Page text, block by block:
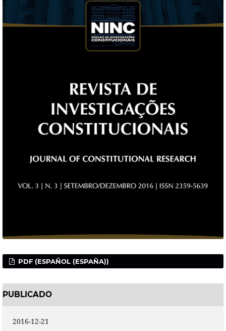
PDF (ESPAÑOL (ESPAÑA))
PUBLICADO
2016-12-21